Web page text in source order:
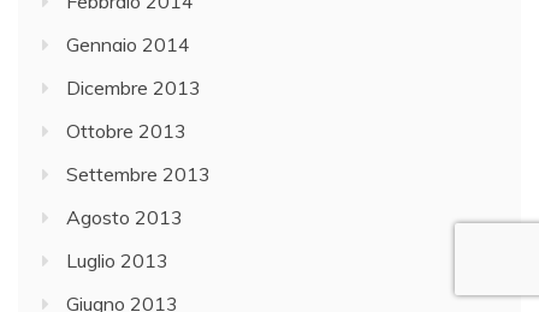
Gennaio 2014
Dicembre 2013
Ottobre 2013
Settembre 2013
Agosto 2013
Luglio 2013
Giugno 2013